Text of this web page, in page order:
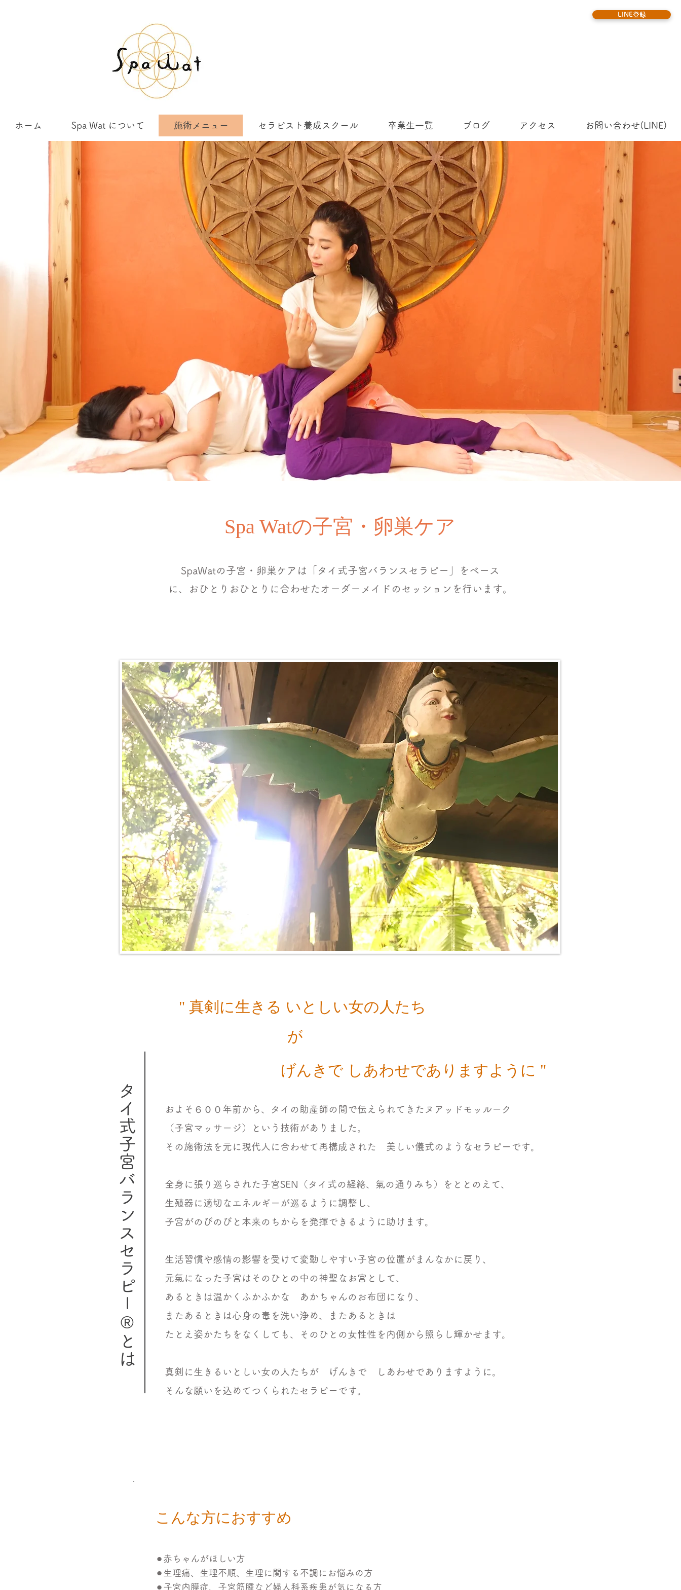
LINE登録
ホーム Spa Wat について 施術メニュー セラピスト養成スクール 卒業生一覧 ブログ アクセス お問い合わせ(LINE)
Spa Watの子宮・卵巣ケア
SpaWatの子宮・卵巣ケアは「タイ式子宮バランスセラピー」をベース
に、おひとりおひとりに合わせたオーダーメイドのセッションを行います。
" 真剣に生きる いとしい女の人たち
が
タイ式子宮バランスセラピー®とは
およそ６００年前から、タイの助産師の間で伝えられてきたヌアッドモッルーク
（子宮マッサージ）という技術がありました。
その施術法を元に現代人に合わせて再構成された 美しい儀式のようなセラピーです。
全身に張り巡らされた子宮SEN（タイ式の経絡、氣の通りみち）をととのえて、
生殖器に適切なエネルギーが巡るように調整し、
子宮がのびのびと本来のちからを発揮できるように助けます。
生活習慣や感情の影響を受けて変動しやすい子宮の位置がまんなかに戻り、
元氣になった子宮はそのひとの中の神聖なお宮として、
あるときは温かくふかふかな あかちゃんのお布団になり、
またあるときは心身の毒を洗い浄め、またあるときは
たとえ姿かたちをなくしても、そのひとの女性性を内側から照らし輝かせます。
真剣に生きるいとしい女の人たちが げんきで しあわせでありますように。
そんな願いを込めてつくられたセラピーです。
げんきで しあわせでありますように "
こんな方におすすめ
⚫︎ 赤ちゃんがほしい方
⚫︎ 生理痛、生理不順、生理に関する不調にお悩みの方
⚫︎ 子宮内膜症、子宮筋腫など婦人科系疾患が気になる方